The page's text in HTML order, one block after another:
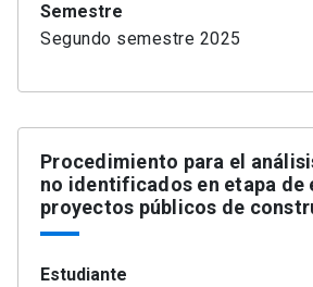
Semestre
Segundo semestre 2025
Procedimiento para el
no identificados en etapa de
proyectos públicos de
Estudiante